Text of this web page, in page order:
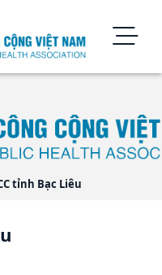
tỉnh Bạc Liêu